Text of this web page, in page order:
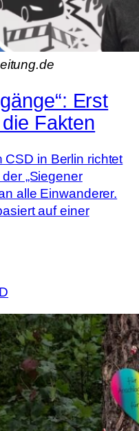
Erst
Fakten
in Berlin richtet
„Siegener
alle Einwanderer.
auf einer